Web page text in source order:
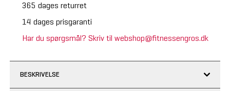
365 dages returret
14 dages prisgaranti
Har du spørgsmål? Skriv til webshop@fitnessengros.dk
BESKRIVELSE